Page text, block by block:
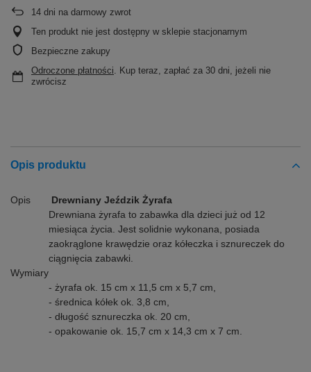
14 dni na darmowy zwrot
Ten produkt nie jest dostępny w sklepie stacjonarnym
Bezpieczne zakupy
Odroczone płatności. Kup teraz, zapłać za 30 dni, jeżeli nie
zwrócisz
Opis produktu
Opis
Drewniany Jeździk Żyrafa
Drewniana żyrafa to zabawka dla dzieci już od 12
miesiąca życia. Jest solidnie wykonana, posiada
zaokrąglone krawędzie oraz kółeczka i sznureczek do
ciągnięcia zabawki.
Wymiary
- żyrafa ok. 15 cm x 11,5 cm x 5,7 cm,
- średnica kółek ok. 3,8 cm,
- długość sznureczka ok. 20 cm,
- opakowanie ok. 15,7 cm x 14,3 cm x 7 cm.